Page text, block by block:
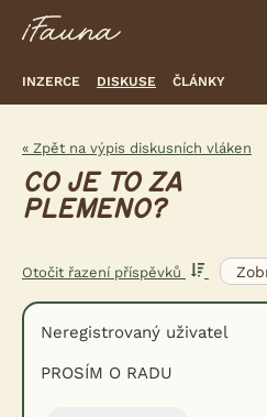
INZERCE DISKUSE ČLÁNKY
« Zpět na výpis diskusních vláken
CO JE TO ZA
PLEMENO?
Otočit řazení příspěvků
Neregistrovaný uživatel
PROSÍM O RADU